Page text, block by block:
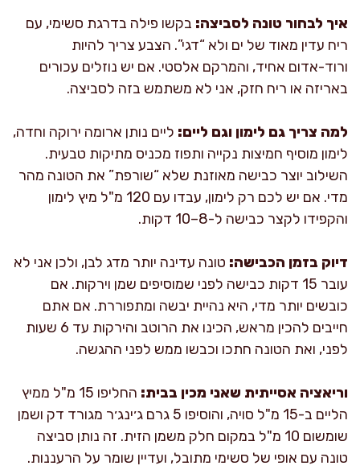
איך לבחור טונה לסביצה: בקשו פילה בדרגת סשימי, עם
ריח עדין מאוד של ים ולא “דגי”. הצבע צריך להיות
ורוד-אדום אחיד, והמרקם אלסטי. אם יש נוזלים עכורים
באריזה או ריח חזק, אני לא משתמש בזה לסביצה.
למה צריך גם לימון וגם ליים: ליים נותן ארומה ירוקה וחדה,
לימון מוסיף חמיצות נקייה ותפוז מכניס מתיקות טבעית.
השילוב יוצר כבישה מאוזנת שלא “שורפת” את הטונה מהר
מדי. אם יש לכם רק לימון, עבדו עם 120 מ"ל מיץ לימון
והקפידו לקצר כבישה ל-8–10 דקות.
דיוק בזמן הכבישה: טונה עדינה יותר מדג לבן, ולכן אני לא
עובר 15 דקות כבישה לפני שמוסיפים שמן וירקות. אם
כובשים יותר מדי, היא נהיית יבשה ומתפוררת. אם אתם
חייבים להכין מראש, הכינו את הרוטב והירקות עד 6 שעות
לפני, ואת הטונה חתכו וכבשו ממש לפני ההגשה.
וריאציה אסייתית שאני מכין בבית:
החליפו 15 מ"ל ממיץ
הליים ב-15 מ"ל סויה, והוסיפו 5 גרם ג׳ינג׳ר מגורד דק ושמן
שומשום 10 מ"ל במקום חלק משמן הזית. זה נותן סביצה
טונה עם אופי של סשימי מתובל, ועדיין שומר על הרעננות.